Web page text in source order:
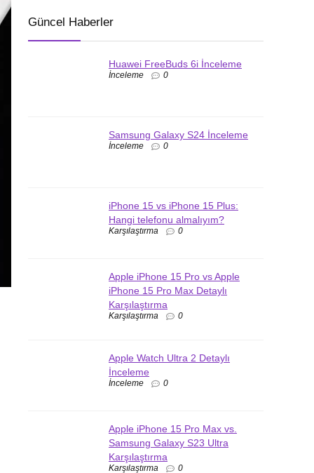
Güncel Haberler
Huawei FreeBuds 6i İnceleme
İnceleme 0
Samsung Galaxy S24 İnceleme
İnceleme 0
iPhone 15 vs iPhone 15 Plus:
Hangi telefonu almalıyım?
Karşılaştırma 0
Apple iPhone 15 Pro vs Apple
iPhone 15 Pro Max Detaylı
Karşılaştırma
Karşılaştırma 0
Apple Watch Ultra 2 Detaylı
İnceleme
İnceleme 0
Apple iPhone 15 Pro Max vs.
Samsung Galaxy S23 Ultra
Karşılaştırma
Karşılaştırma 0